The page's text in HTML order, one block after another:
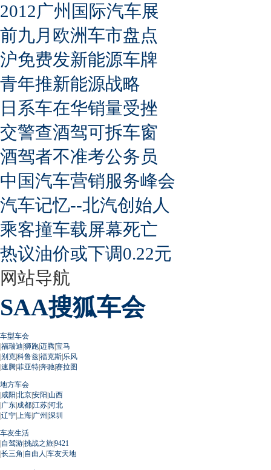
2012广州国际汽车展
前九月欧洲车市盘点
沪免费发新能源车牌
青年推新能源战略
日系车在华销量受挫
交警查酒驾可拆车窗
酒驾者不准考公务员
中国汽车营销服务峰会
汽车记忆--北汽创始人
乘客撞车载屏幕死亡
热议油价或下调0.22元
网站导航
SAA搜狐车会
车型车会
|福瑞迪|狮跑|迈腾|宝马
|别克|科鲁兹|福克斯|乐风
|速腾|菲亚特|奔驰|赛拉图
地方车会
|咸阳|北京|安阳|山西
|广东|成都|江苏|河北
|辽宁| 上海|广州 |深圳
车友生活
|自驾游|挑战之旅|9421
|长三角 |自由人 |车友天地